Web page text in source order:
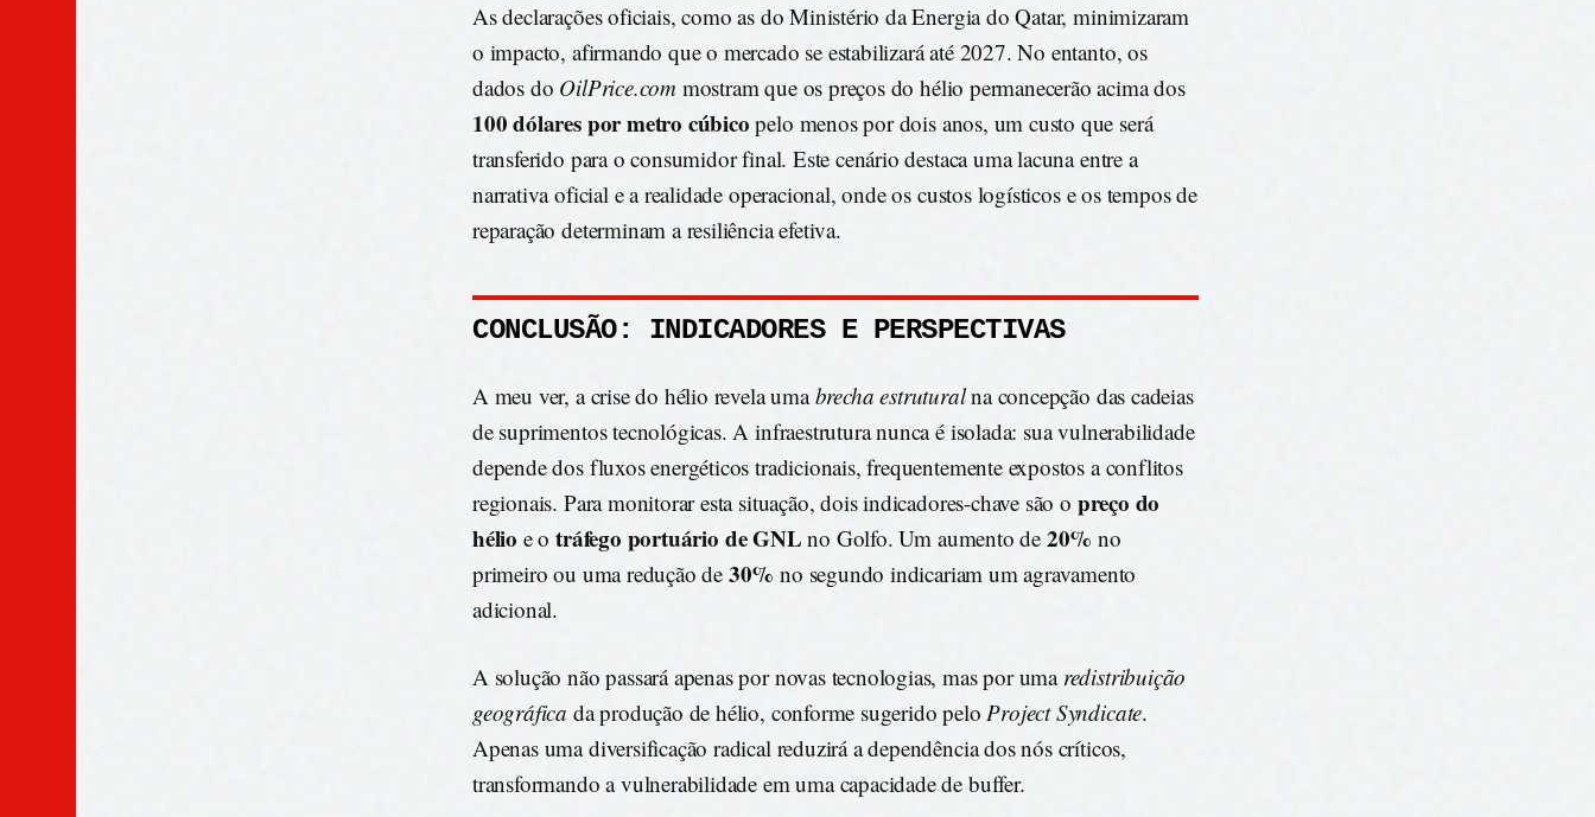
As declarações oficiais, como as do Ministério da Energia do Qatar, minimizaram
o impacto, afirmando que o mercado se estabilizará até 2027. No entanto, os
dados do OilPrice.com mostram que os preços do hélio permanecerão acima dos
100 dólares por metro cúbico pelo menos por dois anos, um custo que será
transferido para o consumidor final. Este cenário destaca uma lacuna entre a
narrativa oficial e a realidade operacional, onde os custos logísticos e os tempos de
reparação determinam a resiliência efetiva.
CONCLUSÃO: INDICADORES E PERSPECTIVAS
A meu ver, a crise do hélio revela umabrecha estruturalna concepção das cadeias
de suprimentos tecnológicas. A infraestrutura nunca é isolada: sua vulnerabilidade
depende dos fluxos energéticos tradicionais, frequentemente expostos a conflitos
regionais. Para monitorar esta situação, dois indicadores-chave são o preço do
hélio e otráfego portuário de GNL no Golfo. Um aumento de 20% no
primeiro ou uma redução de 30% no segundo indicariam um agravamento
adicional.
A solução não passará apenas por novas tecnologias, mas por uma redistribuição
geográfica da produção de hélio, conforme sugerido peloProject Syndicate.
Apenas uma diversificação radical reduzirá a dependência dos nós críticos,
transformando a vulnerabilidade em uma capacidade de buffer.